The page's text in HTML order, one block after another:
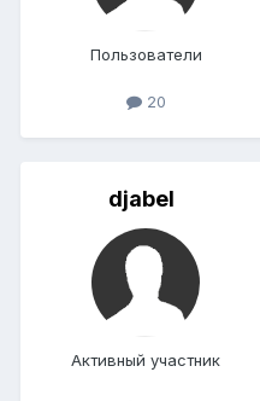
Пользователи
20
djabel
Активный участник